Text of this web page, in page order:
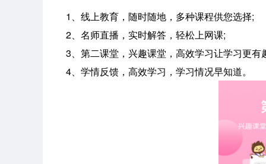
1、线上教育，随时随地，多种课程供您选择;
2、名师直播，实时解答，轻松上网课;
3、第二课堂，兴趣课堂，高效学习让学习更有
4、学情反馈，高效学习，学习情况早知道。